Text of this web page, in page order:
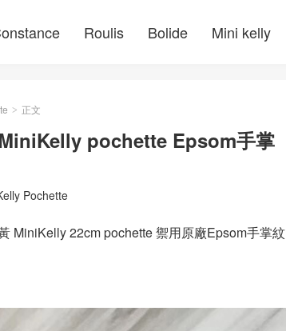
Roulis Bolide Mini kelly
> 正文
pochette Epsom手掌
Pochette
MiniKelly 22cm pochette 禦用原廠Epsom手掌紋